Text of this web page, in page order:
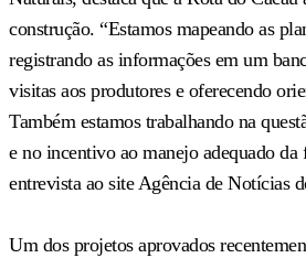
construção. “Estamos mapeando as
registrando as informações em um
visitas aos produtores e oferecendo
Também estamos trabalhando na
e no incentivo ao manejo adequado
entrevista ao site Agência de Notícias
Um dos projetos aprovados